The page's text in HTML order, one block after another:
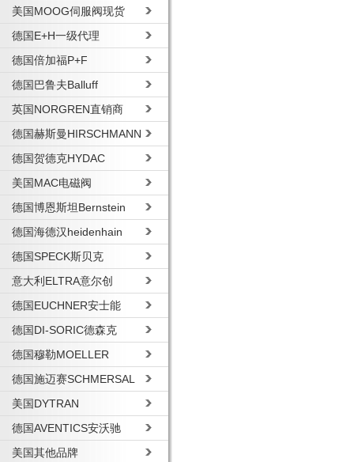
美国MOOG伺服阀现货
德国E+H一级代理
德国倍加福P+F
德国巴鲁夫Balluff
英国NORGREN直销商
德国赫斯曼HIRSCHMANN
德国贺德克HYDAC
美国MAC电磁阀
德国博恩斯坦Bernstein
德国海德汉heidenhain
德国SPECK斯贝克
意大利ELTRA意尔创
德国EUCHNER安士能
德国DI-SORIC德森克
德国穆勒MOELLER
德国施迈赛SCHMERSAL
美国DYTRAN
德国AVENTICS安沃驰
美国其他品牌